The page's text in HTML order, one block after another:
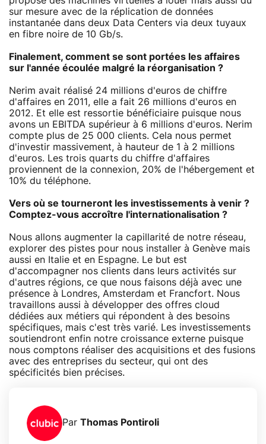
sur mesure avec de la réplication de données
instantanée dans deux Data Centers via deux tuyaux
en fibre noire de 10 Gb/s.
Finalement, comment se sont portées les affaires
sur l'année écoulée malgré la réorganisation ?
Nerim avait réalisé 24 millions d'euros de chiffre
d'affaires en 2011, elle a fait 26 millions d'euros en
2012. Et elle est ressortie bénéficiaire puisque nous
avons un EBITDA supérieur à 6 millions d'euros. Nerim
compte plus de 25 000 clients. Cela nous permet
d'investir massivement, à hauteur de 1 à 2 millions
d'euros. Les trois quarts du chiffre d'affaires
proviennent de la connexion, 20% de l'hébergement et
10% du téléphone.
Vers où se tourneront les investissements à venir ?
Comptez-vous accroître l'internationalisation ?
Nous allons augmenter la capillarité de notre réseau,
explorer des pistes pour nous installer à Genève mais
aussi en Italie et en Espagne. Le but est
d'accompagner nos clients dans leurs activités sur
d'autres régions, ce que nous faisons déjà avec une
présence à Londres, Amsterdam et Francfort. Nous
travaillons aussi à développer des offres cloud
dédiées aux métiers qui répondent à des besoins
spécifiques, mais c'est très varié. Les investissements
soutiendront enfin notre croissance externe puisque
nous comptons réaliser des acquisitions et des fusions
avec des entreprises du secteur, qui ont des
spécificités bien précises.
Par Thomas Pontiroli